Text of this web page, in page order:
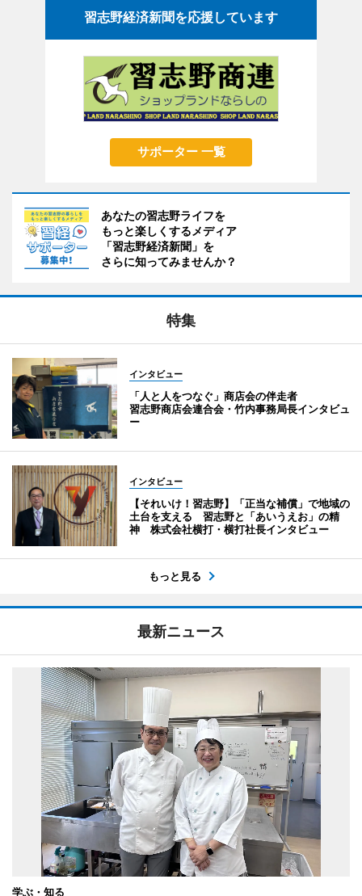
習志野経済新聞を応援しています
サポーター 一覧
あなたの習志野ライフを
もっと楽しくするメディア
「習志野経済新聞」を
さらに知ってみませんか？
特集
インタビュー
「人と人をつなぐ」商店会の伴走者
習志野商店会連合会・竹内事務局長インタビュ
ー
インタビュー
【それいけ！習志野】「正当な補償」で地域の
土台を支える 習志野と「あいうえお」の精
神 株式会社横打・横打社長インタビュー
もっと見る
最新ニュース
学ぶ・知る